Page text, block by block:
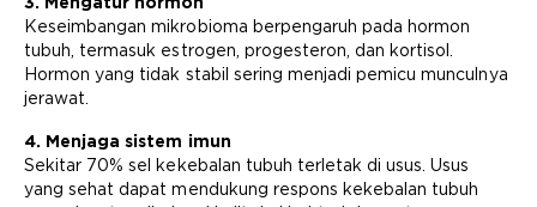
Keseimbangan mikrobioma berpengaruh pada hormon
tubuh, termasuk estrogen, progesteron, dan kortisol.
Hormon yang tidak stabil sering menjadi pemicu munculnya
jerawat.
4. Menjaga sistem imun
Sekitar 70% sel kekebalan tubuh terletak di usus. Usus
yang sehat dapat mendukung respons kekebalan tubuh